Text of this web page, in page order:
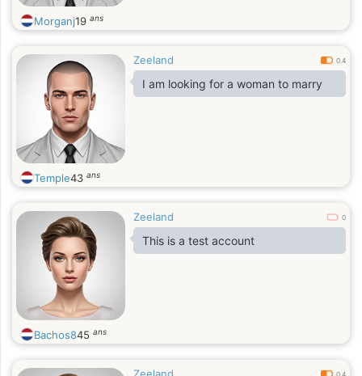
Morganj19 ans
Zeeland 0.4
I am looking for a woman to marry
Temple43 ans
Zeeland 0
This is a test account
Bachos845 ans